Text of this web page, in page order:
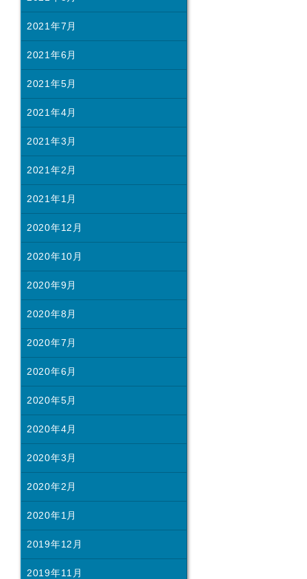
2021年7月
2021年6月
2021年5月
2021年4月
2021年3月
2021年2月
2021年1月
2020年12月
2020年10月
2020年9月
2020年8月
2020年7月
2020年6月
2020年5月
2020年4月
2020年3月
2020年2月
2020年1月
2019年12月
2019年11月